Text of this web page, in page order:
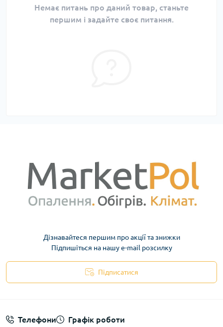
Немає питань про даний товар, станьте
першим і задайте своє питання.
Дізнавайтеся першим про акції та знижки
Підпишіться на нашу e-mail розсилку
Підписатися
Телефони Графік роботи